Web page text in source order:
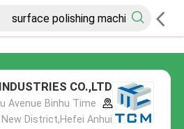
CO.,LTD
Avenue Binhu Time
District,Hefei Anhui